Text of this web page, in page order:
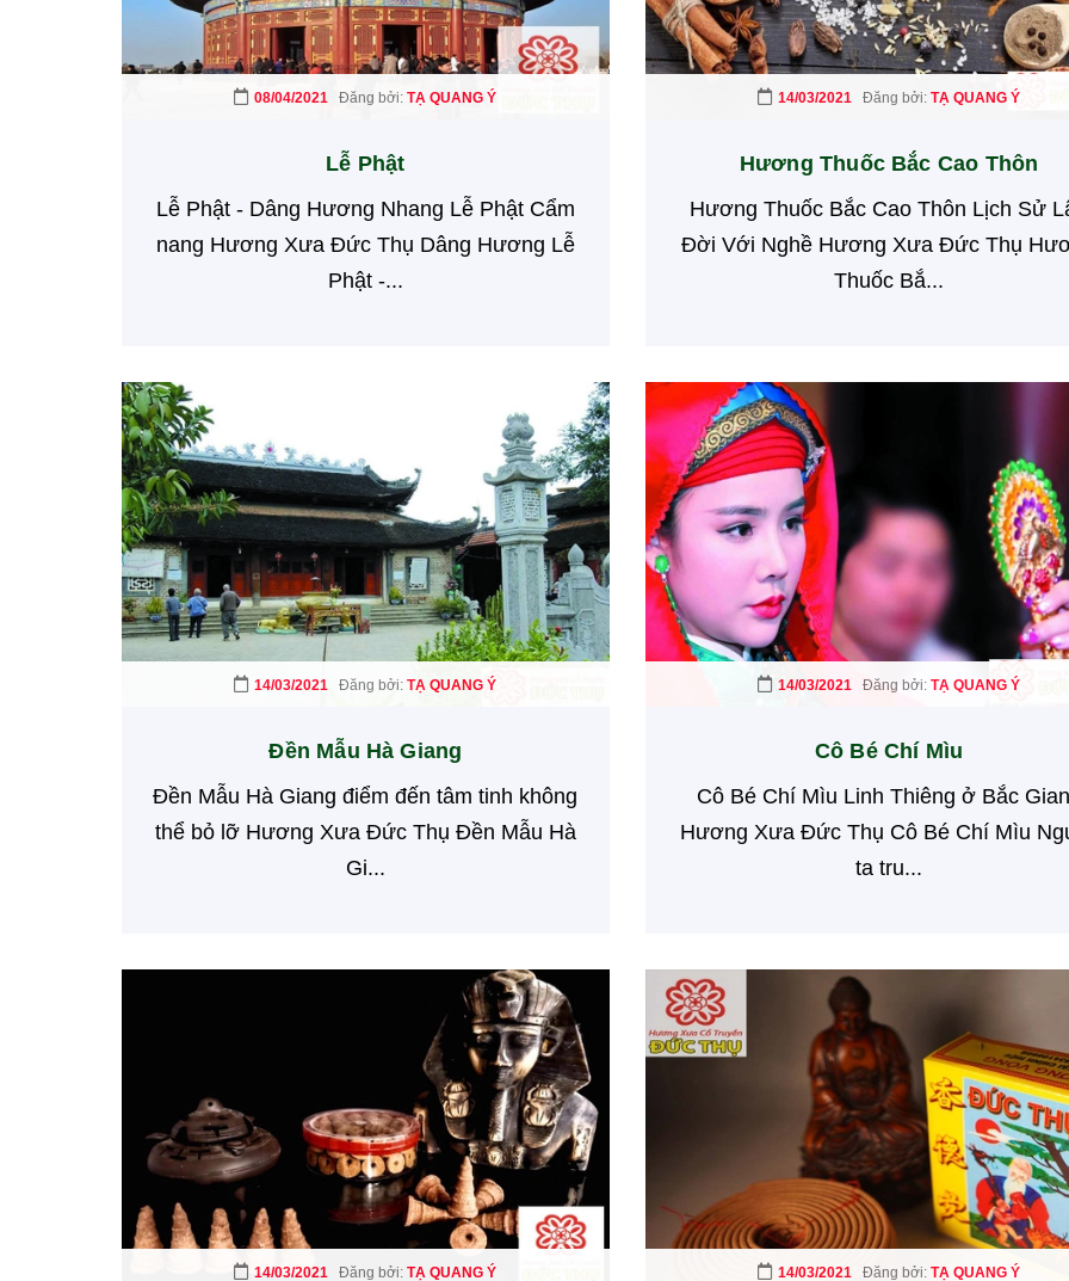
08/04/2021 Đăng bởi:TẠ QUANG Ý
Lễ Phật
Lễ Phật - Dâng Hương Nhang Lễ Phật Cẩm
nang Hương Xưa Đức Thụ Dâng Hương Lễ
Phật -...
14/03/2021 Đăng bởi:TẠ QUANG Ý
Hương Thuốc Bắc Cao Thôn
Hương Thuốc Bắc Cao Thôn Lịch Sử
Đời Với Nghề Hương Xưa Đức Thụ
Thuốc Bắ...
14/03/2021 Đăng bởi:TẠ QUANG Ý
Đền Mẫu Hà Giang
Đền Mẫu Hà Giang điểm đến tâm tinh không
thể bỏ lỡ Hương Xưa Đức Thụ Đền Mẫu Hà
Gi...
14/03/2021 Đăng bởi:TẠ QUANG Ý
Cô Bé Chí Mìu
Cô Bé Chí Mìu Linh Thiêng ở Bắc
Hương Xưa Đức Thụ Cô Bé Chí Mìu
ta tru...
14/03/2021 Đăng bởi:TẠ QUANG Ý 14/03/2021 Đăng bởi:TẠ QUANG Ý